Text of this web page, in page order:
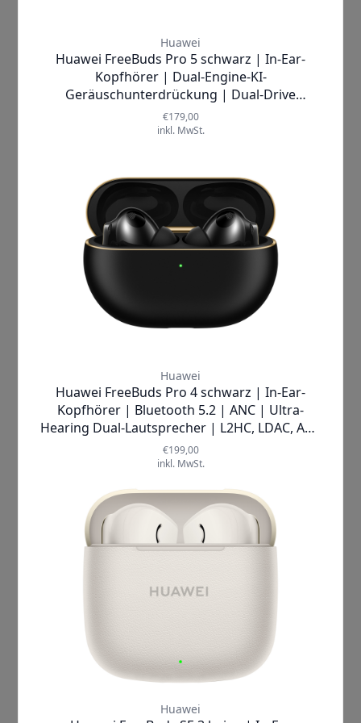
jederzeit ein störungsfreies
Hörerlebnis garantiert.
Warte nicht länger! Tauche ein in die
Welt des beeindruckenden Sounds
Huawei FreeBuds 3 Pro
dir jetzt dein Paar dieser
außergewöhnlichen Ohrhörer und
genieße das volle Potenzial deiner
Lieblingsmusik – es ist Zeit für ein
neues Hörerlebnis!
Huawei